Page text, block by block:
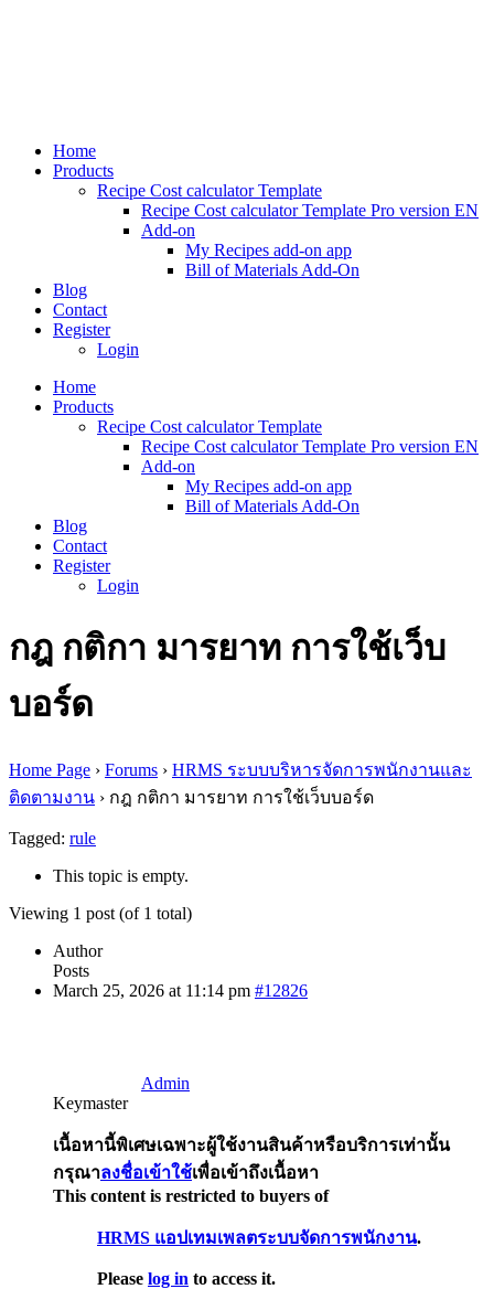
Home
Products
Recipe Cost calculator Template
Recipe Cost calculator Template Pro version EN
Add-on
My Recipes add-on app
Bill of Materials Add-On
Blog
Contact
Register
Login
Home
Products
Recipe Cost calculator Template
Recipe Cost calculator Template Pro version EN
Add-on
My Recipes add-on app
Bill of Materials Add-On
Blog
Contact
Register
Login
กฎ กติกา มารยาท การใช้เว็บ
บอร์ด
Home Page › Forums › HRMS ระบบบริหารจัดการพนักงานและ
ติดตามงาน › กฎ กติกา มารยาท การใช้เว็บบอร์ด
Tagged: rule
This topic is empty.
Viewing 1 post (of 1 total)
Author
Posts
March 25, 2026 at 11:14 pm #12826
Admin
Keymaster
เนื้อหานี้พิเศษเฉพาะผู้ใช้งานสินค้าหรือบริการเท่านั้น
กรุณาลงชื่อเข้าใช้เพื่อเข้าถึงเนื้อหา
This content is restricted to buyers of
HRMS แอปเทมเพลตระบบจัดการพนักงาน.
Please log in to access it.